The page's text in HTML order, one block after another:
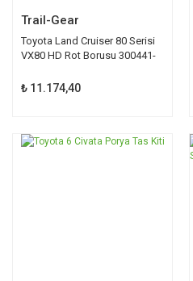
Trail-Gear
Toyota Land Cruiser 80 Serisi
VX80 HD Rot Borusu 300441-
₺ 11.174,40